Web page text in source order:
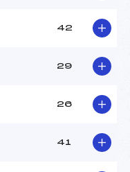
94.2100
42
29
26
41